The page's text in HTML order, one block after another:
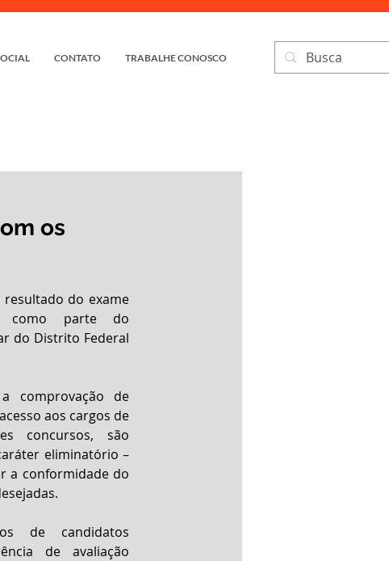
CONTATO TRABALHE CONOSCO
os
resultado do exame
como parte do
do Distrito Federal
comprovação de
aos cargos de
concursos, são
eliminatório –
a conformidade do
de candidatos
de avaliação